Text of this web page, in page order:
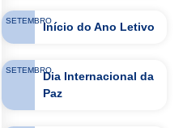
SETEMBROInício do Ano Letivo
SETEMBRODia Internacional da
Paz